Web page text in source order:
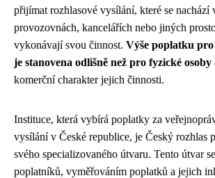
přijímat rozhlasové vysílání, které se nachází
provozovnách, kancelářích nebo jiných
vykonávají svou činnost. Výše poplatku
je stanovena odlišně než pro fyzické osoby
komerční charakter jejich činnosti.
Instituce, která vybírá poplatky za
vysílání v České republice, je Český rozhlas
svého specializovaného útvaru. Tento útvar
poplatníků, vyměřováním poplatků a jejich